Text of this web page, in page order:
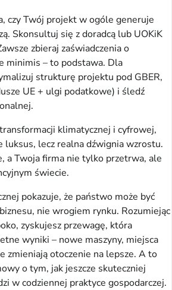
czy Twój projekt w ogóle generuje
Skonsultuj się z doradcą lub UOKiK
zbieraj zaświadczenia o
minimis – to podstawa. Dla
strukturę projektu pod GBER,
UE + ulgi podatkowe) i śledź
klimatycznej i cyfrowej,
luksus, lecz realna dźwignia wzrostu.
a Twoja firma nie tylko przetrwa, ale
świecie.
pokazuje, że państwo może być
nie wrogiem rynku. Rozumiejąc
zyskujesz przewagę, która
wyniki – nowe maszyny, miejsca
zmieniają otoczenie na lepsze. A to
o tym, jak jeszcze skuteczniej
w codziennej praktyce gospodarczej.